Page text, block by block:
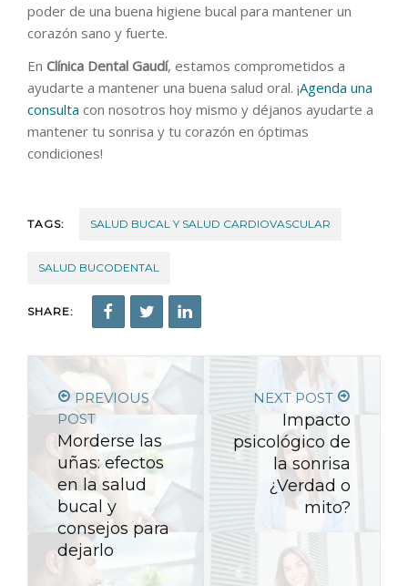
poder de una buena higiene bucal para mantener un
corazón sano y fuerte.
En Clínica Dental Gaudí, estamos comprometidos a
ayudarte a mantener una buena salud oral. ¡Agenda una
consulta con nosotros hoy mismo y déjanos ayudarte a
mantener tu sonrisa y tu corazón en óptimas
condiciones!
TAGS: SALUD BUCAL Y SALUD CARDIOVASCULAR
SALUD BUCODENTAL
SHARE:
PREVIOUS
POST
Morderse las
uñas: efectos
en la salud
bucal y
consejos para
dejarlo
NEXT POST
Impacto
psicológico de
la sonrisa
¿Verdad o
mito?